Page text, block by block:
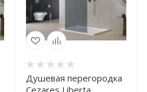
Душевая перегородка
Cezares Liberta